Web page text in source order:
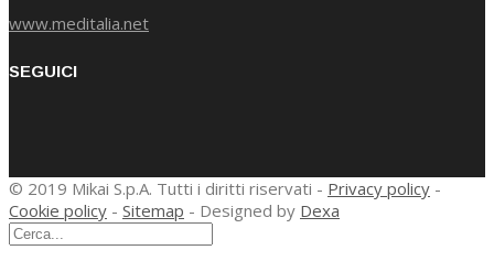
www.meditalia.net
SEGUICI
© 2019 Mikai S.p.A. Tutti i diritti riservati - Privacy policy -
Cookie policy - Sitemap - Designed by Dexa